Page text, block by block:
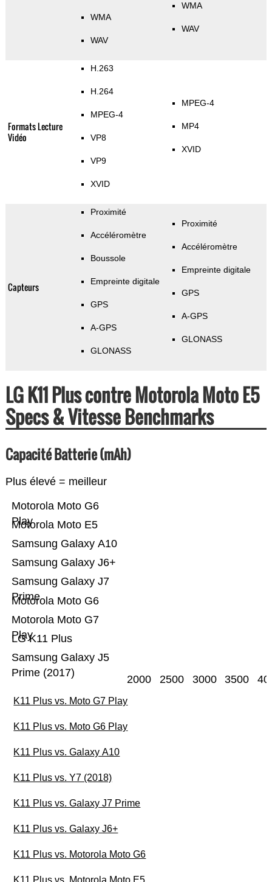
WMA
WAV
WMA
WAV
Formats Lecture
Vidéo
H.263
H.264
MPEG-4
VP8
VP9
XVID
MPEG-4
MP4
XVID
Capteurs
Proximité
Accéléromètre
Boussole
Empreinte digitale
GPS
A-GPS
GLONASS
Proximité
Accéléromètre
Empreinte digitale
GPS
A-GPS
GLONASS
LG K11 Plus contre Motorola Moto E5
Specs & Vitesse Benchmarks
Capacité Batterie (mAh)
Plus élevé = meilleur
Samsung Galaxy J5
Prime (2017)
LG K11 Plus
Motorola Moto G7
Play
Motorola Moto G6
Samsung Galaxy J7
Prime
Samsung Galaxy J6+
Samsung Galaxy A10
Motorola Moto E5
Motorola Moto G6
Play
2000 2500 3000 3500
K11 Plus vs. Moto G7 Play
K11 Plus vs. Moto G6 Play
K11 Plus vs. Galaxy A10
K11 Plus vs. Y7 (2018)
K11 Plus vs. Galaxy J7 Prime
K11 Plus vs. Galaxy J6+
K11 Plus vs. Motorola Moto G6
K11 Plus vs. Motorola Moto E5